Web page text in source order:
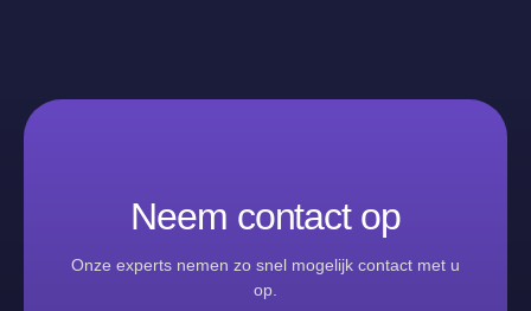
Neem contact op
Onze experts nemen zo snel mogelijk contact met u
op.